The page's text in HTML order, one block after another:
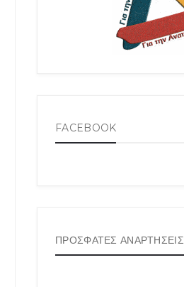
FACEBOOK
ΠΡΟΣΦΑΤΕΣ ΑΝΑΡΤΗΣΕΙΣ